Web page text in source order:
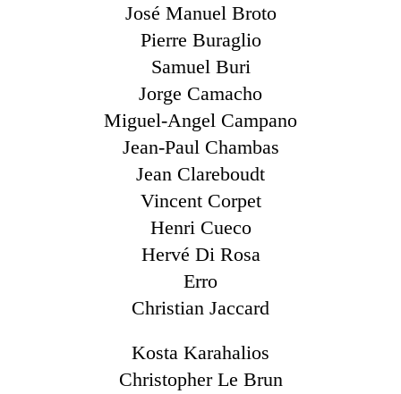
José Manuel Broto
Pierre Buraglio
Samuel Buri
Jorge Camacho
Miguel-Angel Campano
Jean-Paul Chambas
Jean Clareboudt
Vincent Corpet
Henri Cueco
Hervé Di Rosa
Erro
Christian Jaccard
Kosta Karahalios
Christopher Le Brun